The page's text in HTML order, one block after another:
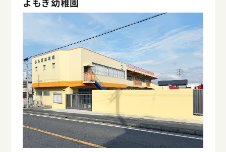
よもぎ幼稚園